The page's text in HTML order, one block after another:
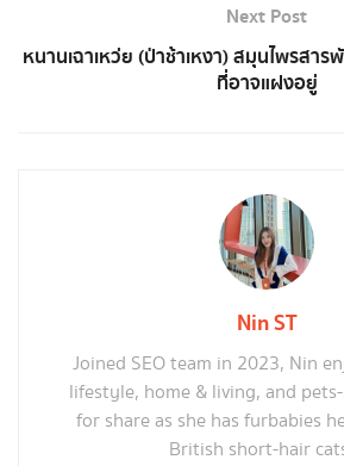
Next Post
หนานเฉาเหว่ย (ป่าช้าเหงา) สมุนไพรสา
ที่อาจแฝงอยู่
Nin ST
Joined SEO team in 2023, Nin
lifestyle, home & living, and
for share as she has furbabies
British short-hair